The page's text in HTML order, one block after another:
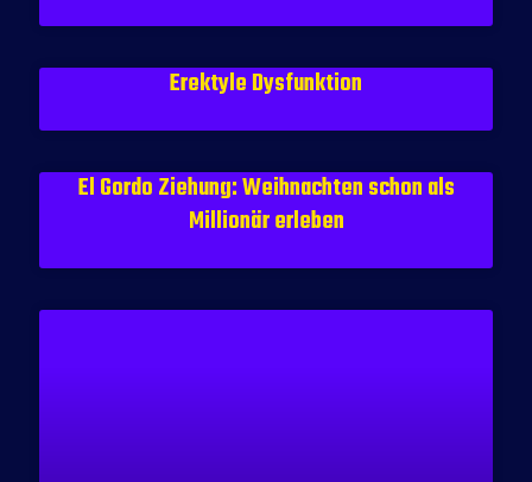
Erektyle Dysfunktion
El Gordo Ziehung: Weihnachten schon als
Millionär erleben